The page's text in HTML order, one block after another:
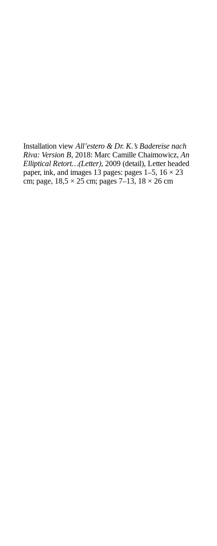
Installation view All’estero & Dr. K.’s Badereise nach
Riva: Version B, 2018: Marc Camille Chaimowicz, An
Elliptical Retort…(Letter), 2009 (detail), Letter headed
paper, ink, and images 13 pages: pages 1–5, 16 × 23
cm; page, 18,5 × 25 cm; pages 7–13, 18 × 26 cm